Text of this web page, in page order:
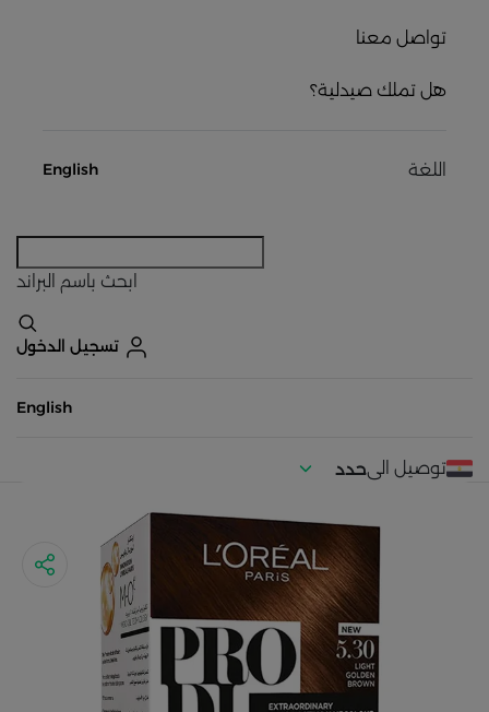
تواصل معنا
هل تملك صيدلية؟
اللغة English
ابحث باسم البراند
تسجيل الدخول
English
توصيل الىحدد